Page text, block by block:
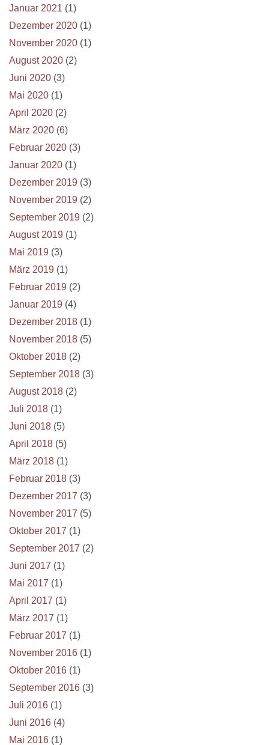
Januar 2021 (1)
Dezember 2020 (1)
November 2020 (1)
August 2020 (2)
Juni 2020 (3)
Mai 2020 (1)
April 2020 (2)
März 2020 (6)
Februar 2020 (3)
Januar 2020 (1)
Dezember 2019 (3)
November 2019 (2)
September 2019 (2)
August 2019 (1)
Mai 2019 (3)
März 2019 (1)
Februar 2019 (2)
Januar 2019 (4)
Dezember 2018 (1)
November 2018 (5)
Oktober 2018 (2)
September 2018 (3)
August 2018 (2)
Juli 2018 (1)
Juni 2018 (5)
April 2018 (5)
März 2018 (1)
Februar 2018 (3)
Dezember 2017 (3)
November 2017 (5)
Oktober 2017 (1)
September 2017 (2)
Juni 2017 (1)
Mai 2017 (1)
April 2017 (1)
März 2017 (1)
Februar 2017 (1)
November 2016 (1)
Oktober 2016 (1)
September 2016 (3)
Juli 2016 (1)
Juni 2016 (4)
Mai 2016 (1)